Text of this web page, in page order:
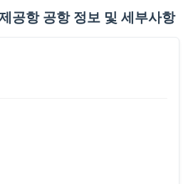
공항 공항 정보 및 세부사항